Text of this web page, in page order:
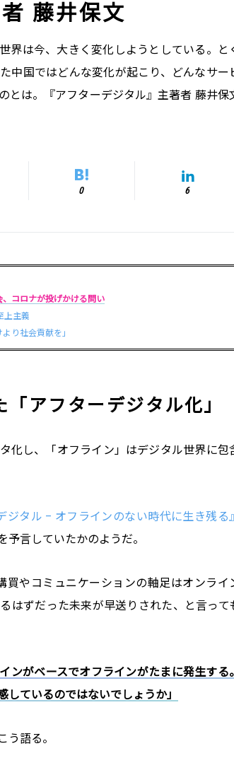
藤井保文
界は今、大きく変化しようとしている。と
中国ではどんな変化が起こり、どんなサー
とは。『アフターデジタル』主著者 藤井保
0 6
、コロナが投げかける問い
上主義
り社会貢献を」
アフターデジタル化」
化し、「オフライン」はデジタル世界に包
ジタル – オフラインのない時代に生き残る』
言していたかのようだ。
買やコミュニケーションの軸足はオンライ
はずだった未来が早送りされた、と言って
ンがベースでオフラインがたまに発生する。
ているのではないでしょうか」
う語る。